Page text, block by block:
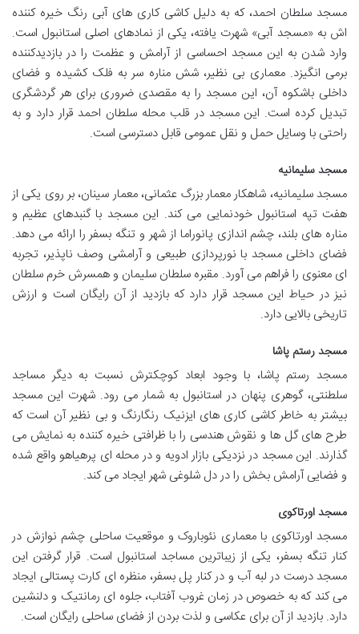
مسجد سلطان احمد، که به دلیل کاشی کاری های آبی رنگ خیره کننده
اش به «مسجد آبی» شهرت یافته، یکی از نمادهای اصلی استانبول است.
وارد شدن به این مسجد احساسی از آرامش و عظمت را در بازدیدکننده
برمی انگیزد. معماری بی نظیر، شش مناره سر به فلک کشیده و فضای
داخلی باشکوه آن، این مسجد را به مقصدی ضروری برای هر گردشگری
تبدیل کرده است. این مسجد در قلب محله سلطان احمد قرار دارد و به
راحتی با وسایل حمل و نقل عمومی قابل دسترسی است.
مسجد سلیمانیه
مسجد سلیمانیه، شاهکار معمار بزرگ عثمانی، معمار سینان، بر روی یکی از
هفت تپه استانبول خودنمایی می کند. این مسجد با گنبدهای عظیم و
مناره های بلند، چشم اندازی پانوراما از شهر و تنگه بسفر را ارائه می دهد.
فضای داخلی مسجد با نورپردازی طبیعی و آرامشی وصف ناپذیر، تجربه
ای معنوی را فراهم می آورد. مقبره سلطان سلیمان و همسرش خرم سلطان
نیز در حیاط این مسجد قرار دارد که بازدید از آن رایگان است و ارزش
تاریخی بالایی دارد.
مسجد رستم پاشا
مسجد رستم پاشا، با وجود ابعاد کوچکترش نسبت به دیگر مساجد
سلطنتی، گوهری پنهان در استانبول به شمار می رود. شهرت این مسجد
بیشتر به خاطر کاشی کاری های ایزنیک رنگارنگ و بی نظیر آن است که
طرح های گل ها و نقوش هندسی را با ظرافتی خیره کننده به نمایش می
گذارند. این مسجد در نزدیکی بازار ادویه و در محله ای پرهیاهو واقع شده
و فضایی آرامش بخش را در دل شلوغی شهر ایجاد می کند.
مسجد اورتاکوی
مسجد اورتاکوی با معماری نئوباروک و موقعیت ساحلی چشم نوازش در
کنار تنگه بسفر، یکی از زیباترین مساجد استانبول است. قرار گرفتن این
مسجد درست در لبه آب و در کنار پل بسفر، منظره ای کارت پستالی ایجاد
می کند که به خصوص در زمان غروب آفتاب، جلوه ای رمانتیک و دلنشین
دارد. بازدید از آن برای عکاسی و لذت بردن از فضای ساحلی رایگان است.